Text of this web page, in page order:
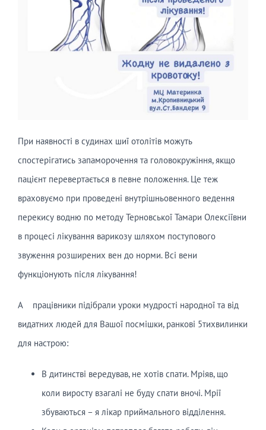
При наявності в судинах шиї отолітів можуть
спостерігатись запаморочення та головокружіння, якщо
пацієнт перевертається в певне положення. Це теж
враховуємо при проведені внутрішньовенного ведення
перекису водню по методу Терновської Тамари Олексіївни
в процесі лікування варикозу шляхом поступового
звуження розширених вен до норми. Всі вени
функціонують після лікування!
А працівники підібрали уроки мудрості народної та від
видатних людей для Вашої посмішки, ранкові 5тихвилинки
для настрою:
В дитинстві вередував, не хотів спати. Мріяв, що
коли виросту взагалі не буду спати вночі. Мрії
збуваються – я лікар приймального відділення.